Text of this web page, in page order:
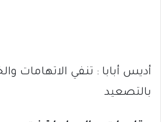
أديس أبابا : تنفي الاتهامات
بالتصعيد